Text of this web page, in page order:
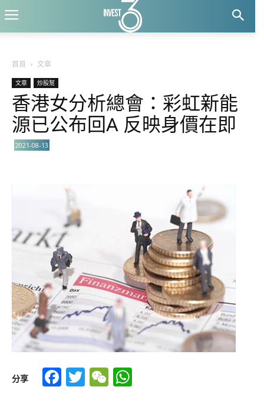
首頁 文章
文章 炒股幫
香港女分析總會：彩虹新能
源已公布回A 反映身價在即
2021-08-13
分享 Facebook
TwitterWeChat